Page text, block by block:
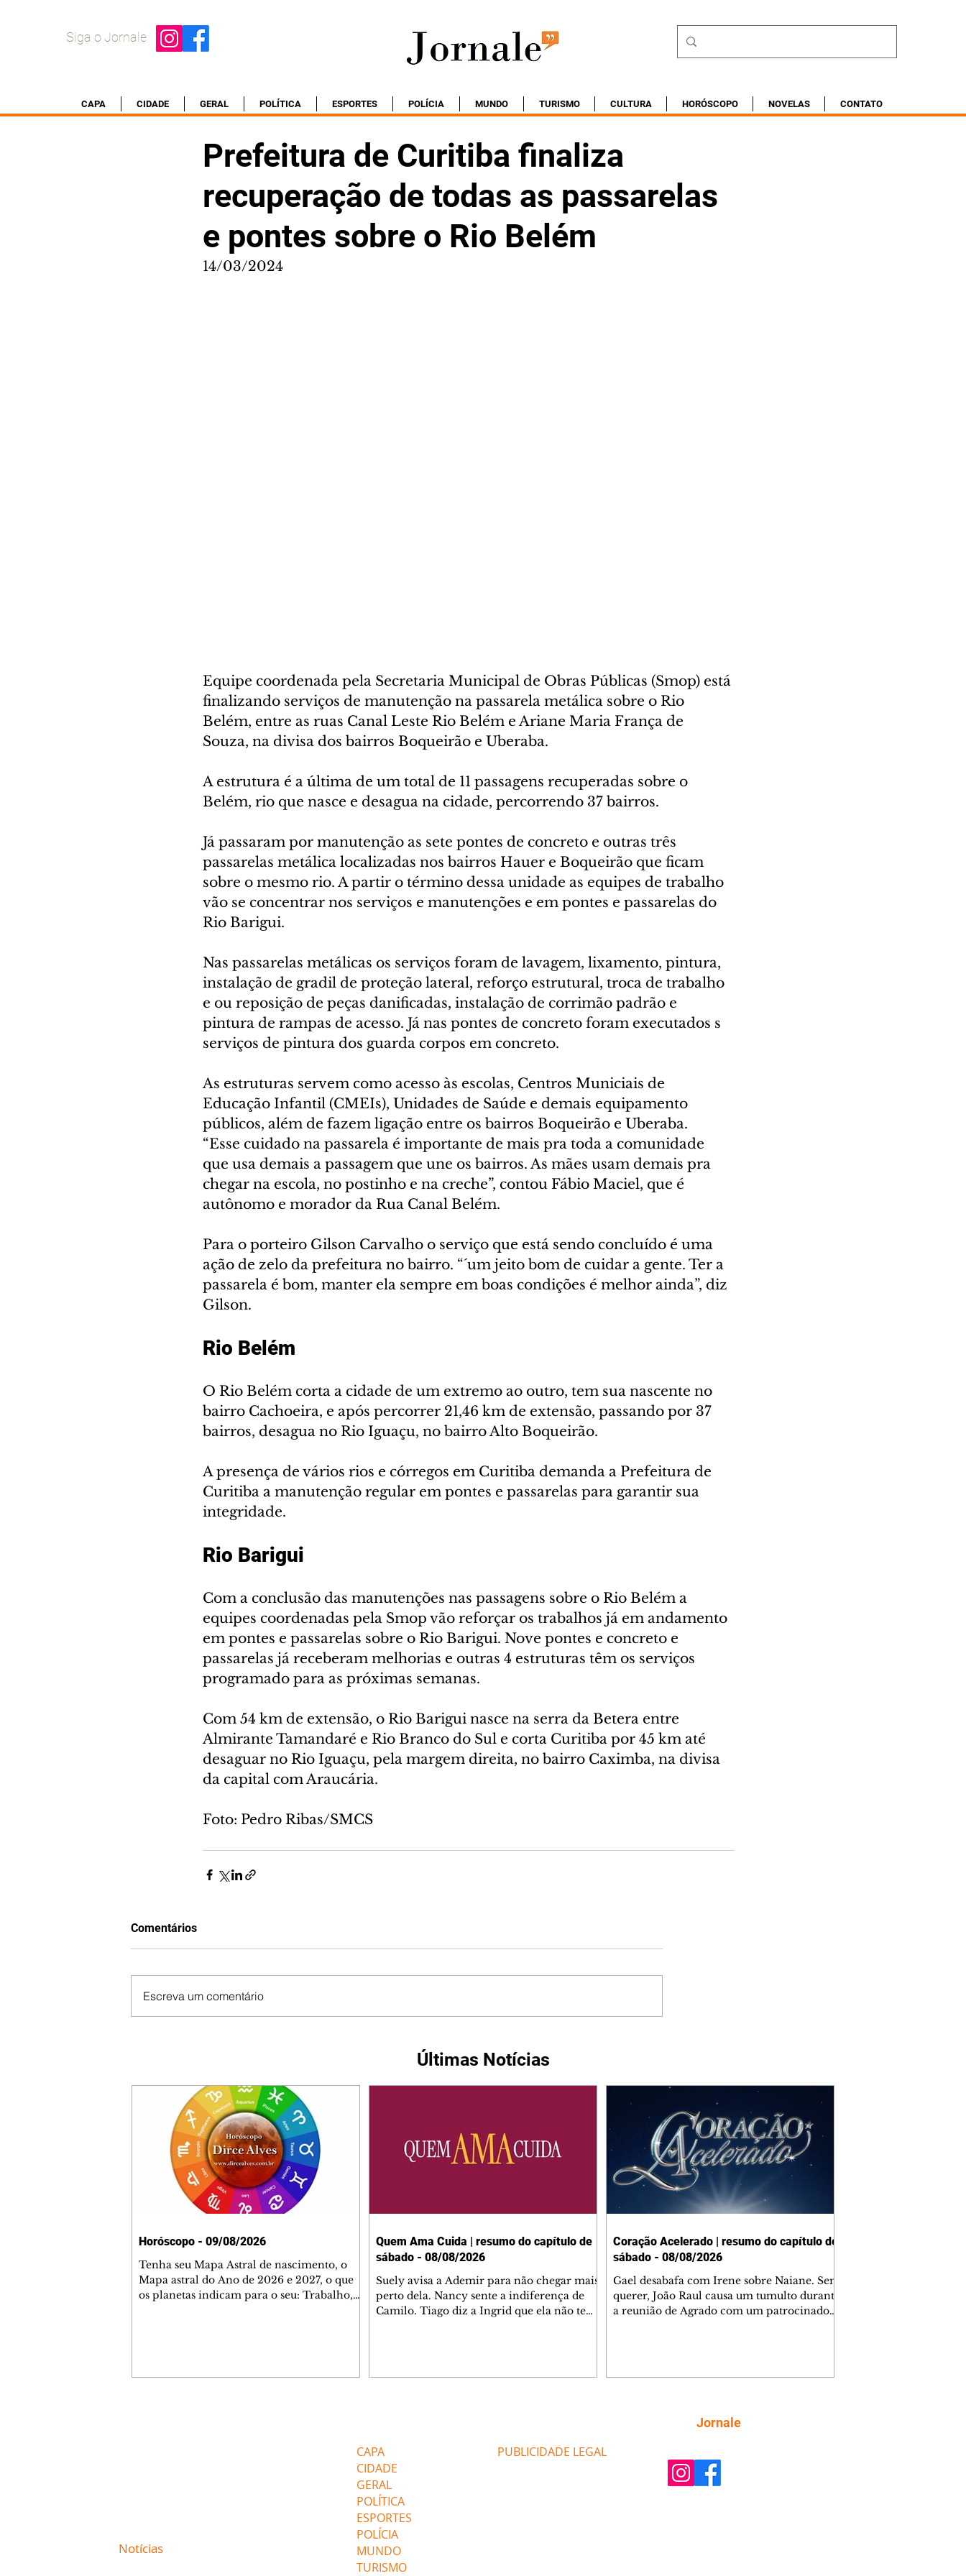
Siga o Jornale
CAPA CIDADE GERAL POLÍTICA ESPORTES POLÍCIA MUNDO TURISMO CULTURA HORÓSCOPO NOVELAS CONTATO
Prefeitura de Curitiba finaliza
recuperação de todas as passarelas
e pontes sobre o Rio Belém
14/03/2024
Equipe coordenada pela Secretaria Municipal de Obras Públicas (Smop) está
finalizando serviços de manutenção na passarela metálica sobre o Rio
Belém, entre as ruas Canal Leste Rio Belém e Ariane Maria França de
Souza, na divisa dos bairros Boqueirão e Uberaba.
A estrutura é a última de um total de 11 passagens recuperadas sobre o
Belém, rio que nasce e desagua na cidade, percorrendo 37 bairros.
Já passaram por manutenção as sete pontes de concreto e outras três
passarelas metálica localizadas nos bairros Hauer e Boqueirão que ficam
sobre o mesmo rio. A partir o término dessa unidade as equipes de trabalho
vão se concentrar nos serviços e manutenções e em pontes e passarelas do
Rio Barigui.
Nas passarelas metálicas os serviços foram de lavagem, lixamento, pintura,
instalação de gradil de proteção lateral, reforço estrutural, troca de trabalho
e ou reposição de peças danificadas, instalação de corrimão padrão e
pintura de rampas de acesso. Já nas pontes de concreto foram executados s
serviços de pintura dos guarda corpos em concreto.
As estruturas servem como acesso às escolas, Centros Municiais de
Educação Infantil (CMEIs), Unidades de Saúde e demais equipamento
públicos, além de fazem ligação entre os bairros Boqueirão e Uberaba.
“Esse cuidado na passarela é importante de mais pra toda a comunidade
que usa demais a passagem que une os bairros. As mães usam demais pra
chegar na escola, no postinho e na creche”, contou Fábio Maciel, que é
autônomo e morador da Rua Canal Belém.
Para o porteiro Gilson Carvalho o serviço que está sendo concluído é uma
ação de zelo da prefeitura no bairro. “´um jeito bom de cuidar a gente. Ter a
passarela é bom, manter ela sempre em boas condições é melhor ainda”, diz
Gilson.
Rio Belém
O Rio Belém corta a cidade de um extremo ao outro, tem sua nascente no
bairro Cachoeira, e após percorrer 21,46 km de extensão, passando por 37
bairros, desagua no Rio Iguaçu, no bairro Alto Boqueirão.
A presença de vários rios e córregos em Curitiba demanda a Prefeitura de
Curitiba a manutenção regular em pontes e passarelas para garantir sua
integridade.
Rio Barigui
Com a conclusão das manutenções nas passagens sobre o Rio Belém a
equipes coordenadas pela Smop vão reforçar os trabalhos já em andamento
em pontes e passarelas sobre o Rio Barigui. Nove pontes e concreto e
passarelas já receberam melhorias e outras 4 estruturas têm os serviços
programado para as próximas semanas.
Com 54 km de extensão, o Rio Barigui nasce na serra da Betera entre
Almirante Tamandaré e Rio Branco do Sul e corta Curitiba por 45 km até
desaguar no Rio Iguaçu, pela margem direita, no bairro Caximba, na divisa
da capital com Araucária.
Foto: Pedro Ribas/SMCS
Comentários
Escreva um comentário
Últimas Notícias
Horóscopo - 09/08/2026
Tenha seu Mapa Astral de nascimento, o
Mapa astral do Ano de 2026 e 2027, o que
os planetas indicam para o seu: Trabalho,
Quem Ama Cuida | resumo do capítulo de
sábado - 08/08/2026
Suely avisa a Ademir para não chegar mais
perto dela. Nancy sente a indiferença de
Camilo. Tiago diz a Ingrid que ela não tem
que está feliz trabalhando no restaurante de
Nanc
Coração Acelerado | resumo do capítulo de
sábado - 08/08/2026
Gael desabafa com Irene sobre Naiane. Sem
querer, João Raul causa um tumulto durante
a reunião de Agrado com um patrocinador.
inventa para Agrado que não está
conseguindo conviver com seu sucesso, e
Notícias
CAPA
CIDADE
GERAL
POLÍTICA
ESPORTES
POLÍCIA
MUNDO
TURISMO
PUBLICIDADE LEGAL
Jornale